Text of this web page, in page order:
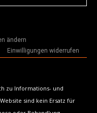
ändern
Einwilligungen widerrufen
zu Informations- und
sind kein Ersatz für